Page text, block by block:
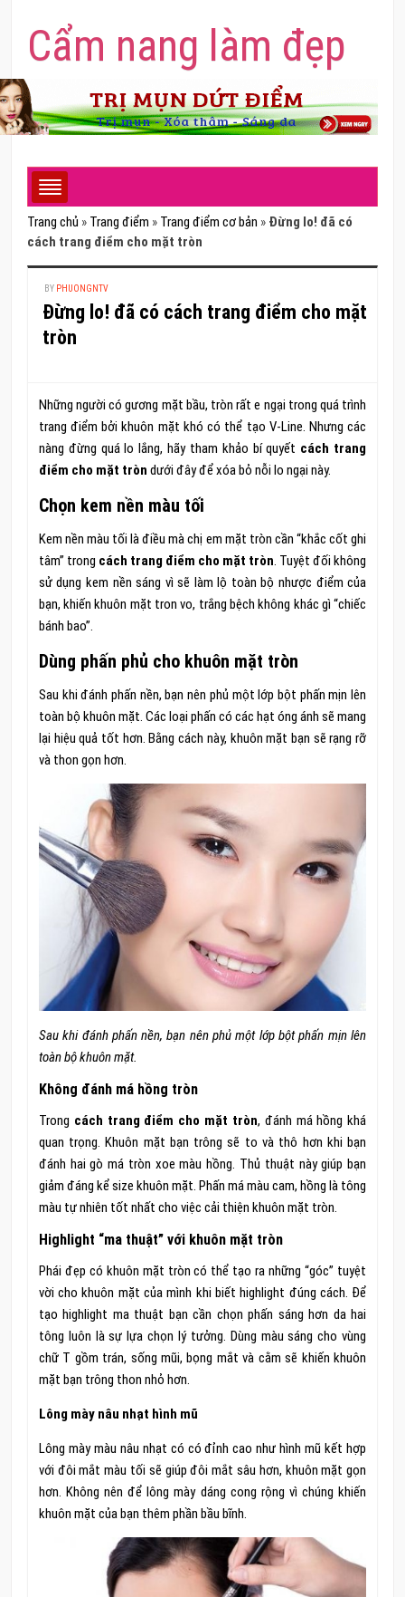
Cẩm nang làm đẹp
Trang chủ » Trang điểm » Trang điểm cơ bản » Đừng lo! đã có
cách trang điểm cho mặt tròn
BY PHUONGNTV
Đừng lo! đã có cách trang điểm cho mặt
tròn
Những người có gương mặt bầu, tròn rất e ngại trong quá trình
trang điểm bởi khuôn mặt khó có thể tạo V-Line. Nhưng các
nàng đừng quá lo lắng, hãy tham khảo bí quyết cách trang
điểm cho mặt tròn dưới đây để xóa bỏ nỗi lo ngại này.
Chọn kem nền màu tối
Kem nền màu tối là điều mà chị em mặt tròn cần “khắc cốt ghi
tâm” trong cách trang điểm cho mặt tròn. Tuyệt đối không
sử dụng kem nền sáng vì sẽ làm lộ toàn bộ nhược điểm của
bạn, khiến khuôn mặt tron vo, trắng bệch không khác gì “chiếc
bánh bao”.
Dùng phấn phủ cho khuôn mặt tròn
Sau khi đánh phấn nền, bạn nên phủ một lớp bột phấn mịn lên
toàn bộ khuôn mặt. Các loại phấn có các hạt óng ánh sẽ mang
lại hiệu quả tốt hơn. Bằng cách này, khuôn mặt bạn sẽ rạng rỡ
và thon gọn hơn.
Sau khi đánh phấn nền, bạn nên phủ một lớp bột phấn mịn lên
toàn bộ khuôn mặt.
Không đánh má hồng tròn
Trong cách trang điểm cho mặt tròn, đánh má hồng khá
quan trọng. Khuôn mặt bạn trông sẽ to và thô hơn khi bạn
đánh hai gò má tròn xoe màu hồng. Thủ thuật này giúp bạn
giảm đáng kể size khuôn mặt. Phấn má màu cam, hồng là tông
màu tự nhiên tốt nhất cho việc cải thiện khuôn mặt tròn.
Highlight “ma thuật” với khuôn mặt tròn
Phái đẹp có khuôn mặt tròn có thể tạo ra những “góc” tuyệt
vời cho khuôn mặt của mình khi biết highlight đúng cách. Để
tạo highlight ma thuật bạn cần chọn phấn sáng hơn da hai
tông luôn là sự lựa chọn lý tưởng. Dùng màu sáng cho vùng
chữ T gồm trán, sống mũi, bọng mắt và cằm sẽ khiến khuôn
mặt bạn trông thon nhỏ hơn.
Lông mày nâu nhạt hình mũ
Lông mày màu nâu nhạt có có đỉnh cao như hình mũ kết hợp
với đôi mắt màu tối sẽ giúp đôi mắt sâu hơn, khuôn mặt gọn
hơn. Không nên để lông mày dáng cong rộng vì chúng khiến
khuôn mặt của bạn thêm phần bầu bĩnh.